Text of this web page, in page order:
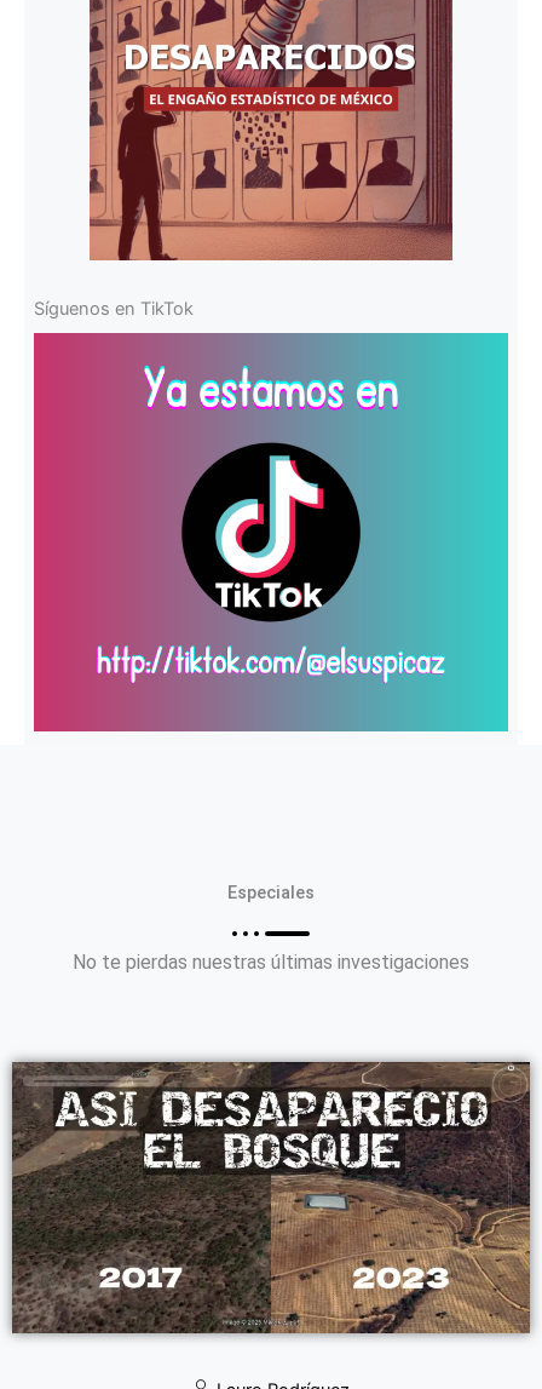
Síguenos en TikTok
Especiales
No te pierdas nuestras últimas investigaciones